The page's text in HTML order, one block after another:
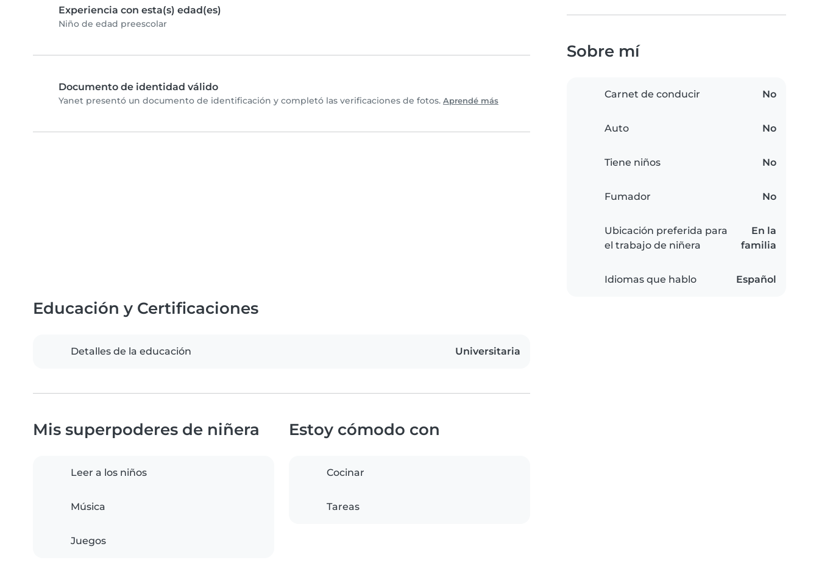
Experiencia con esta(s) edad(es)
Niño de edad preescolar
Documento de identidad válido
Yanet presentó un documento de identificación y completó las verificaciones de fotos. Aprendé más
Sobre mí
Carnet de conducir No
Auto No
Tiene niños No
Fumador No
Ubicación preferida para
el trabajo de niñera
En la
familia
Idiomas que hablo Español
Educación y Certificaciones
Detalles de la educación Universitaria
Mis superpoderes de niñera
Leer a los niños
Música
Juegos
Estoy cómodo con
Cocinar
Tareas